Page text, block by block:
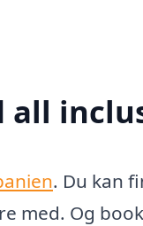
all
. Du kan
med. Og